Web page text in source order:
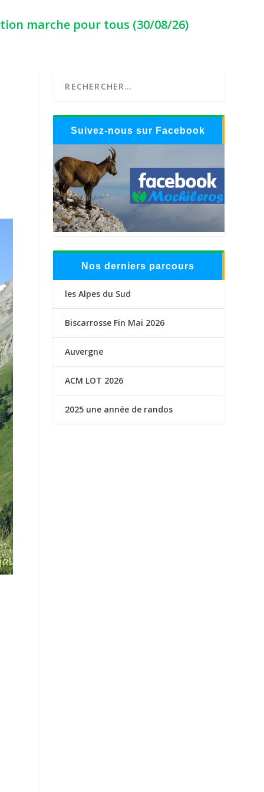
marche pour tous (30/08/26)
Suivez-nous sur Facebook
Nos derniers parcours
les Alpes du Sud
Biscarrosse Fin Mai 2026
Auvergne
ACM LOT 2026
2025 une année de randos